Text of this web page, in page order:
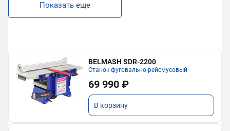
Показать еще
BELMASH SDR-2200
Станок фуговально-рейсмусовый
69 990 ₽
В корзину